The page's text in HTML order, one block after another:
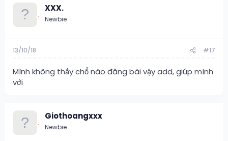
XXX.
Newbie
13/10/18 #17
Mình không thấy chổ nào đăng bài vậy add, giúp mình
với
Giothoangxxx
Newbie